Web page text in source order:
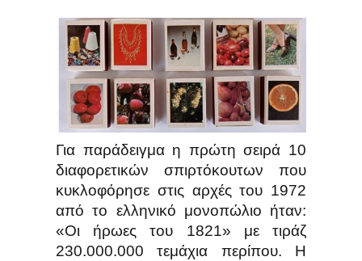
Για παράδειγμα η πρώτη σειρά 10
διαφορετικών σπιρτόκουτων που
κυκλοφόρησε στις αρχές του 1972
από το ελληνικό μονοπώλιο ήταν:
«Οι ήρωες του 1821» με τιράζ
230.000.000 τεμάχια περίπου. Η